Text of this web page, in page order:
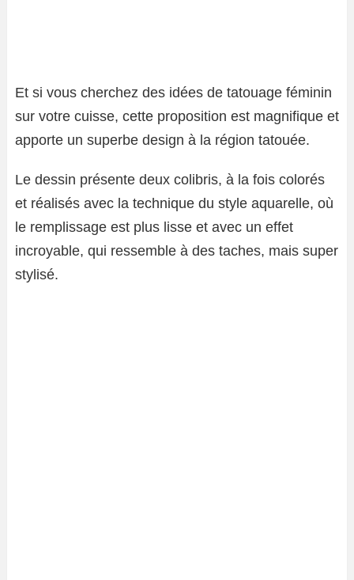
Et si vous cherchez des idées de tatouage féminin
sur votre cuisse, cette proposition est magnifique et
apporte un superbe design à la région tatouée.
Le dessin présente deux colibris, à la fois colorés
et réalisés avec la technique du style aquarelle, où
le remplissage est plus lisse et avec un effet
incroyable, qui ressemble à des taches, mais super
stylisé.